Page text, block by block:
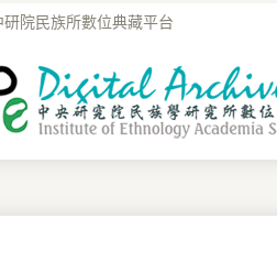
院民族所數位典藏平台